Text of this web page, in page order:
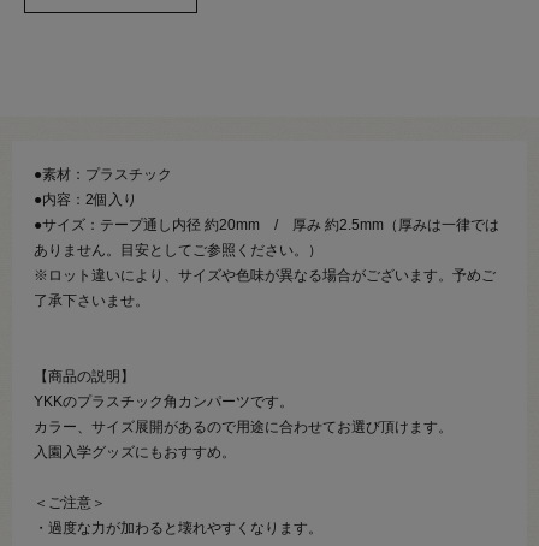
●素材：プラスチック
●内容：2個入り
●サイズ：テープ通し内径 約20mm / 厚み 約2.5mm（厚みは一律では
ありません。目安としてご参照ください。）
※ロット違いにより、サイズや色味が異なる場合がございます。予めご
了承下さいませ。
【商品の説明】
YKKのプラスチック角カンパーツです。
カラー、サイズ展開があるので用途に合わせてお選び頂けます。
入園入学グッズにもおすすめ。
＜ご注意＞
・過度な力が加わると壊れやすくなります。